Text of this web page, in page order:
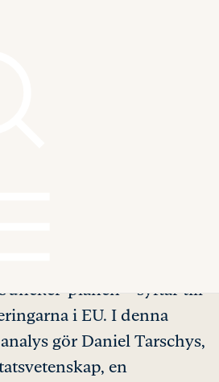
Juncker-planen – syftar till
i EU. I denna
gör Daniel Tarschys,
en